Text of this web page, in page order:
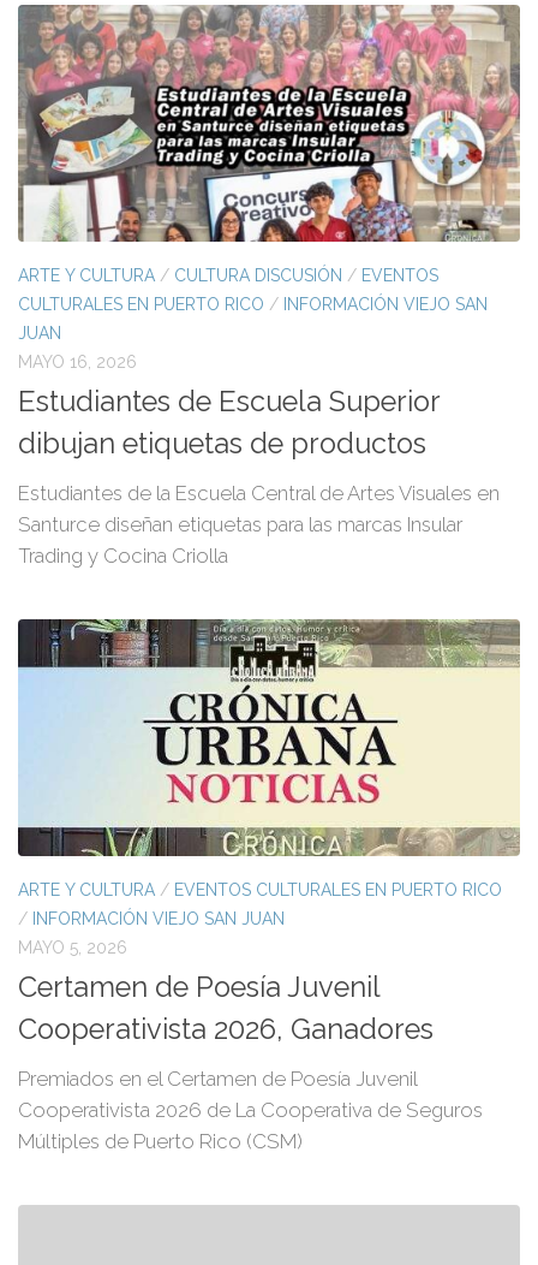
ARTE Y CULTURA / CULTURA DISCUSIÓN / EVENTOS
CULTURALES EN PUERTO RICO / INFORMACIÓN VIEJO SAN
JUAN
MAYO 16, 2026
Estudiantes de Escuela Superior
dibujan etiquetas de productos
Estudiantes de la Escuela Central de Artes Visuales en
Santurce diseñan etiquetas para las marcas Insular
Trading y Cocina Criolla
ARTE Y CULTURA / EVENTOS CULTURALES EN PUERTO RICO
/ INFORMACIÓN VIEJO SAN JUAN
MAYO 5, 2026
Certamen de Poesía Juvenil
Cooperativista 2026, Ganadores
Premiados en el Certamen de Poesía Juvenil
Cooperativista 2026 de La Cooperativa de Seguros
Múltiples de Puerto Rico (CSM)